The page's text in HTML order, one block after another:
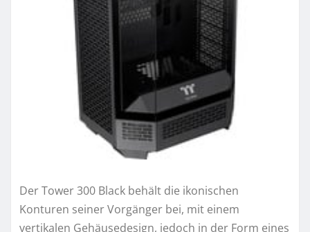
Der Tower 300 Black behält die ikonischen
Konturen seiner Vorgänger bei, mit einem
vertikalen Gehäusedesign, jedoch in der Form eines